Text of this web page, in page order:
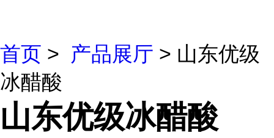
首页 > 产品展厅 > 山东优级
冰醋酸
山东优级冰醋酸